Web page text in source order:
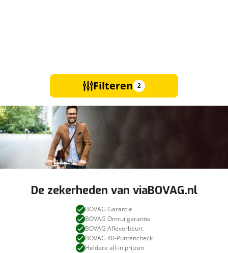
Filteren 2
De zekerheden van viaBOVAG.nl
BOVAG Garantie
BOVAG Omruilgarantie
BOVAG Afleverbeurt
BOVAG 40-Puntencheck
Heldere all-in prijzen